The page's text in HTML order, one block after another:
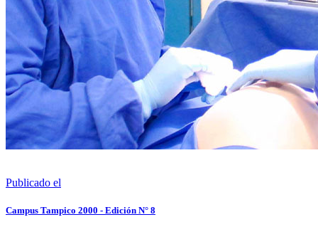
Publicado el
Campus Tampico 2000 - Edición N° 8